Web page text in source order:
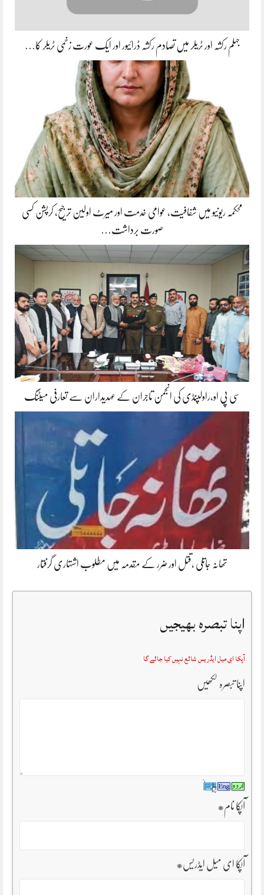
جہلم رکشہ اور ٹریلر میں تصادم رکشہ ڈرائیور اور ایک عورت زخمی ٹریلر کا…
محکمہ ریونیو میں شفافیت، عوامی خدمت اور میرٹ اولین ترجیح، کرپشن کسی
صورت برداشت…
سی پی او،راولپنڈی کی انجمن تاجران کے عہدیداران سے تعارفی میٹنگ
تھانہ جاتلی ،قتل اور ضرر کے مقدمہ میں مطلوب اشتہاری گرفتار
اپنا تبصرہ بھیجیں
آپکا ای میل ایڈریس شائع نہیں کیا جائے گا
اپنا تبصرہ لکھیں
آپکا نام*
آپکا ای میل ایڈریس*